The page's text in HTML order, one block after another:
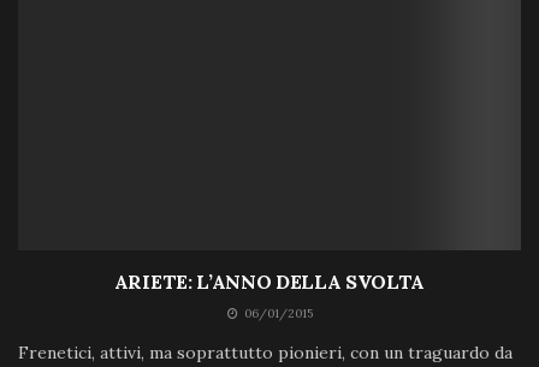
ARIETE: L’ANNO DELLA SVOLTA
06/01/2015
Frenetici, attivi, ma soprattutto pionieri, con un traguardo da